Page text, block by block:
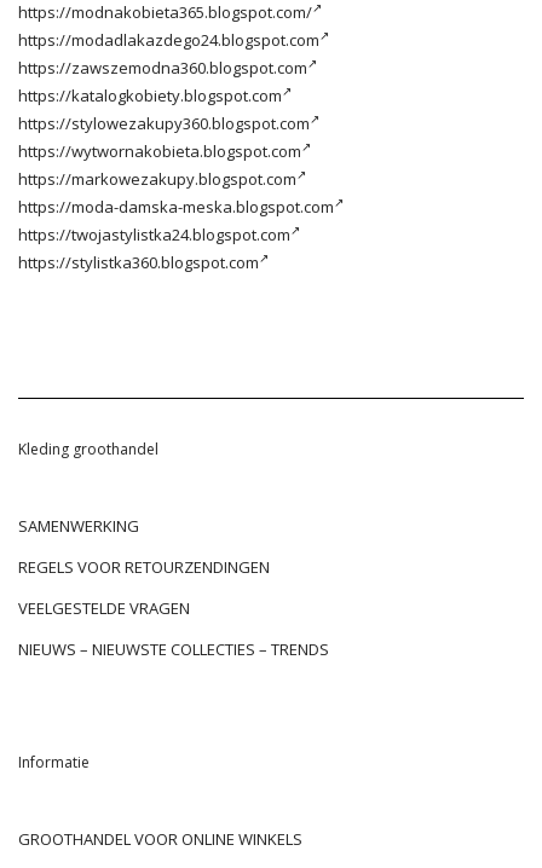
https://modnakobieta365.blogspot.com/
https://modadlakazdego24.blogspot.com
https://zawszemodna360.blogspot.com
https://katalogkobiety.blogspot.com
https://stylowezakupy360.blogspot.com
https://wytwornakobieta.blogspot.com
https://markowezakupy.blogspot.com
https://moda-damska-meska.blogspot.com
https://twojastylistka24.blogspot.com
https://stylistka360.blogspot.com
Kleding groothandel
SAMENWERKING
REGELS VOOR RETOURZENDINGEN
VEELGESTELDE VRAGEN
NIEUWS – NIEUWSTE COLLECTIES – TRENDS
Informatie
GROOTHANDEL VOOR ONLINE WINKELS